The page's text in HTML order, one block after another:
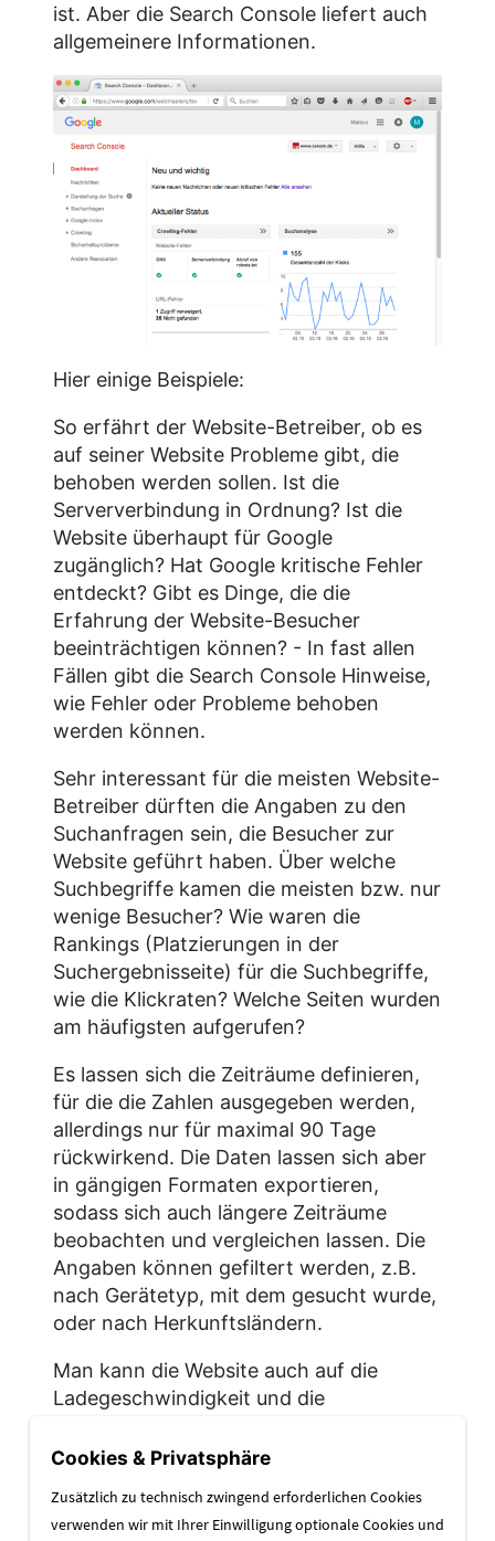
ist. Aber die Search Console liefert auch
allgemeinere Informationen.
Hier einige Beispiele:
So erfährt der Website-Betreiber, ob es
auf seiner Website Probleme gibt, die
behoben werden sollen. Ist die
Serververbindung in Ordnung? Ist die
Website überhaupt für Google
zugänglich? Hat Google kritische Fehler
entdeckt? Gibt es Dinge, die die
Erfahrung der Website-Besucher
beeinträchtigen können? - In fast allen
Fällen gibt die Search Console Hinweise,
wie Fehler oder Probleme behoben
werden können.
Sehr interessant für die meisten Website-
Betreiber dürften die Angaben zu den
Suchanfragen sein, die Besucher zur
Website geführt haben. Über welche
Suchbegriffe kamen die meisten bzw. nur
wenige Besucher? Wie waren die
Rankings (Platzierungen in der
Suchergebnisseite) für die Suchbegriffe,
wie die Klickraten? Welche Seiten wurden
am häufigsten aufgerufen?
Es lassen sich die Zeiträume definieren,
für die die Zahlen ausgegeben werden,
allerdings nur für maximal 90 Tage
rückwirkend. Die Daten lassen sich aber
in gängigen Formaten exportieren,
sodass sich auch längere Zeiträume
beobachten und vergleichen lassen. Die
Angaben können gefiltert werden, z.B.
nach Gerätetyp, mit dem gesucht wurde,
oder nach Herkunftsländern.
Man kann die Website auch auf die
Ladegeschwindigkeit und die
getrennt nach Desktop-Rechnern und
Verbesserungsvorschläge.
Cookies & Privatsphäre
Zusätzlich zu technisch zwingend erforderlichen Cookies
verwenden wir mit Ihrer Einwilligung optionale Cookies und